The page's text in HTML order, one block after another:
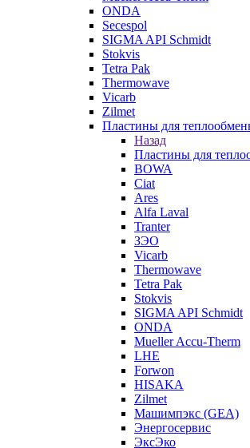
ONDA
Secespol
SIGMA API Schmidt
Stokvis
Tetra Pak
Thermowave
Vicarb
Zilmet
Пластины для
Назад
Пластины для
BOWA
Ciat
Ares
Alfa Laval
Tranter
ЗЭО
Vicarb
Thermowave
Tetra Pak
Stokvis
SIGMA API Schmidt
ONDA
Mueller Accu-Therm
LHE
Forwon
HISAKA
Zilmet
Машимпэкс (GEA)
Энергосервис
ЭксЭко